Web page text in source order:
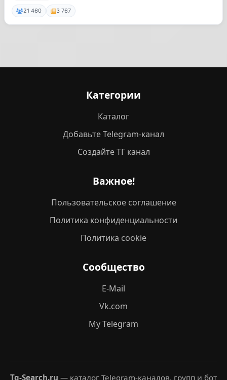
21 460 3 767
Категории
Каталог
Добавьте Telegram-канал
Создайте ТГ канал
Важное!
Пользовательское соглашение
Политика конфиденциальности
Политика cookie
Сообщество
E-Mail
Vk.com
My Telegram
Tg-Search.ru — каталог Telegram-каналов, групп и бот